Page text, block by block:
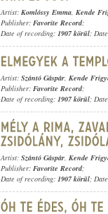
Artist: Komlóssy Emma, Kende
Publisher: Favorite Record;
Date of recording: 1907 körül;
Artist: Szántó Gáspár, Kende
Publisher: Favorite Record;
Date of recording: 1907 körül;
Artist: Szántó Gáspár, Kende
Publisher: Favorite Record;
Date of recording: 1907 körül;